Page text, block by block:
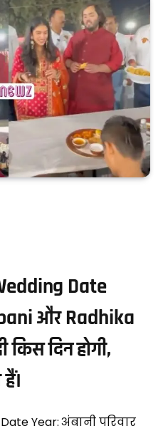
Date
और Radhika
दिन होगी,
Year: अंबानी परिवार